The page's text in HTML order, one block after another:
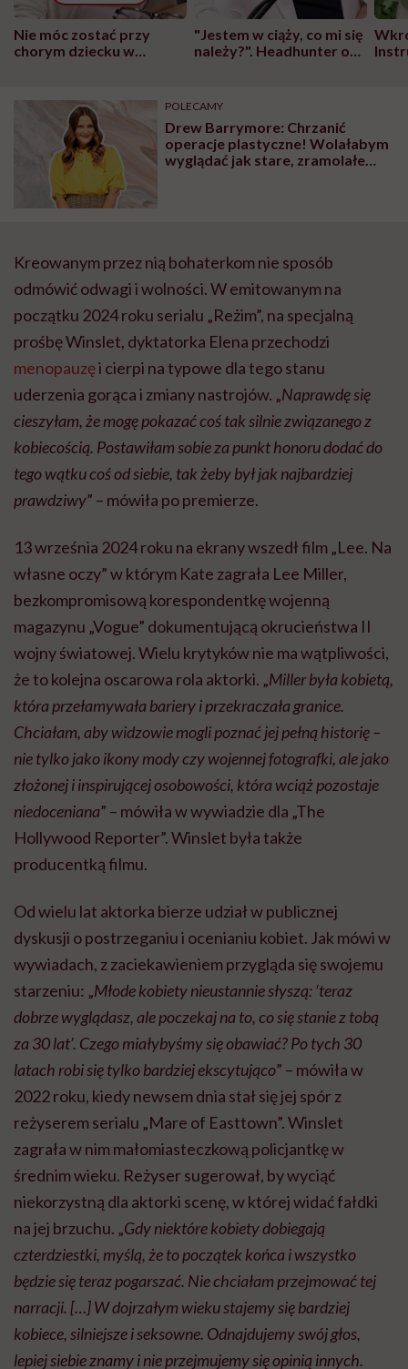
Nie móc zostać przy
chorym dziecku w
może chyba tylko
głupota i brak
wyobraźni"
"Jestem w ciąży, co mi się
należy?". Headhunter o
pracy
POLECAMY
Drew Barrymore: Chrzanić
operacje plastyczne! Wolałabym
wyglądać jak stare, zramolałe
Kreowanym przez nią bohaterkom nie sposób
odmówić odwagi i wolności. W emitowanym na
początku 2024 roku serialu „Reżim”, na specjalną
prośbę Winslet, dyktatorka Elena przechodzi
menopauzęi cierpi na typowe dla tego stanu
uderzenia gorąca i zmiany nastrojów. „Naprawdę się
cieszyłam, że mogę pokazać coś tak silnie związanego z
kobiecością. Postawiłam sobie za punkt honoru dodać do
tego wątku coś od siebie, tak żeby był jak najbardziej
prawdziwy” – mówiła po premierze.
13 września 2024 roku na ekrany wszedł film „Lee. Na
własne oczy” w którym Kate zagrała Lee Miller,
bezkompromisową korespondentkę wojenną
magazynu „Vogue” dokumentującą okrucieństwa II
wojny światowej. Wielu krytyków nie ma wątpliwości,
że to kolejna oscarowa rola aktorki. „Miller była kobietą,
która przełamywała bariery i przekraczała granice.
Chciałam, aby widzowie mogli poznać jej pełną historię –
nie tylko jako ikony mody czy wojennej fotografki, ale jako
złożonej i inspirującej osobowości, która wciąż pozostaje
niedoceniana” – mówiła w wywiadzie dla „The
Hollywood Reporter”. Winslet była także
producentką filmu.
Od wielu lat aktorka bierze udział w publicznej
dyskusji o postrzeganiu i ocenianiu kobiet. Jak mówi w
wywiadach, z zaciekawieniem przygląda się swojemu
starzeniu: „Młode kobiety nieustannie słyszą: ‘teraz
dobrze wyglądasz, ale poczekaj na to, co się stanie z tobą
za 30 lat’. Czego miałybyśmy się obawiać? Po tych 30
latach robi się tylko bardziej ekscytująco” – mówiła w
2022 roku, kiedy newsem dnia stał się jej spór z
reżyserem serialu „Mare of Easttown”. Winslet
zagrała w nim małomiasteczkową policjantkę w
średnim wieku. Reżyser sugerował, by wyciąć
niekorzystną dla aktorki scenę, w której widać fałdki
na jej brzuchu. „Gdy niektóre kobiety dobiegają
czterdziestki, myślą, że to początek końca i wszystko
będzie się teraz pogarszać. Nie chciałam przejmować tej
narracji. […] W dojrzałym wieku stajemy się bardziej
kobiece, silniejsze i seksowne. Odnajdujemy swój głos,
lepiej siebie znamy i nie przejmujemy się opinią innych.